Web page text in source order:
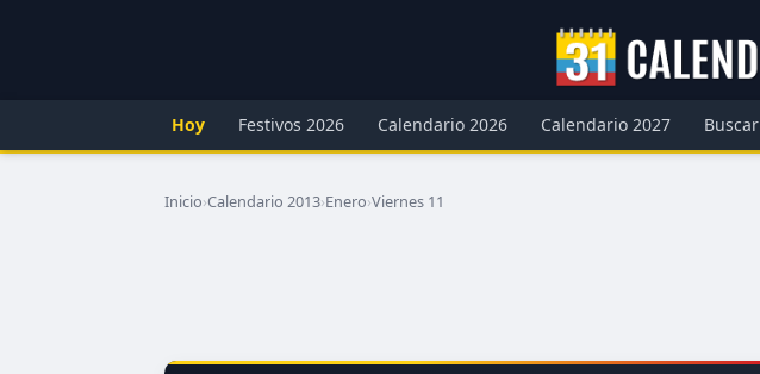
Hoy Festivos 2026 Calendario 2026 Calendario 2027 Buscar
Inicio›Calendario 2013›Enero›Viernes 11